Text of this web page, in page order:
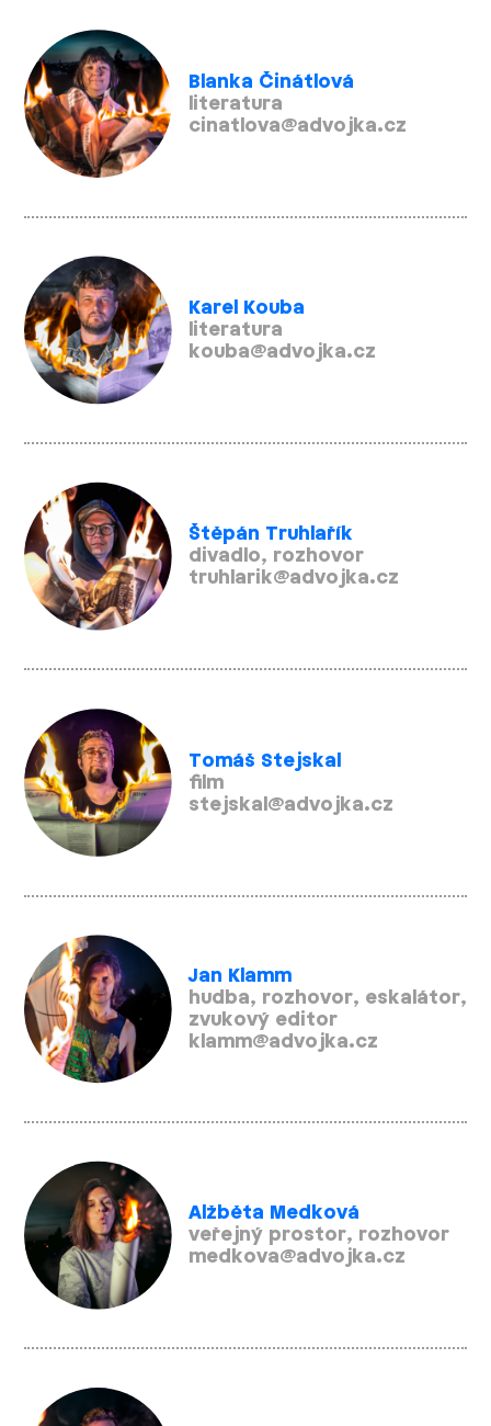
Blanka Činátlová
literatura
cinatlova@advojka.cz
Karel Kouba
literatura
kouba@advojka.cz
Štěpán Truhlařík
divadlo, rozhovor
truhlarik@advojka.cz
Tomáš Stejskal
film
stejskal@advojka.cz
Jan Klamm
hudba, rozhovor, eskalátor,
zvukový editor
klamm@advojka.cz
Alžběta Medková
veřejný prostor, rozhovor
medkova@advojka.cz